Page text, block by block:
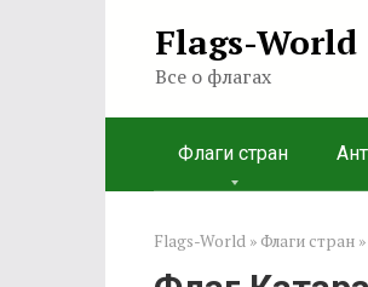
Flags-World
Все о флагах
Флаги стран
Flags-World » Флаги стран »